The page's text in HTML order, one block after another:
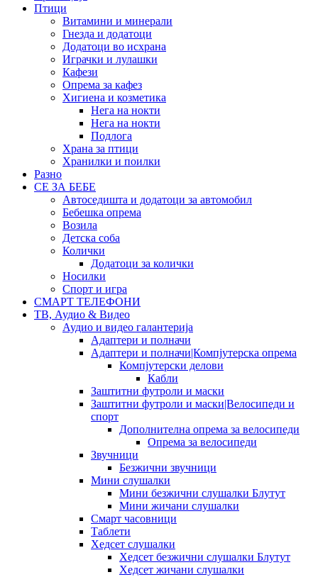
Птици
Витамини и минерали
Гнезда и додатоци
Додатоци во исхрана
Играчки и лулашки
Кафези
Опрема за кафез
Хигиена и козметика
Нега на нокти
Нега на нокти
Подлога
Храна за птици
Хранилки и поилки
Разно
СЕ ЗА БЕБЕ
Автоседишта и додатоци за автомобил
Бебешка опрема
Возила
Детска соба
Колички
Додатоци за колички
Носилки
Спорт и игра
СМАРТ ТЕЛЕФОНИ
ТВ, Аудио & Видео
Аудио и видео галантерија
Адаптери и полначи
Адаптери и полначи|Компјутерска опрема
Компјутерски делови
Кабли
Заштитни футроли и маски
Заштитни футроли и маски|Велосипеди и
спорт
Дополнителна опрема за велосипеди
Опрема за велосипеди
Звучници
Безжични звучници
Мини слушалки
Мини безжични слушалки Блутут
Мини жичани слушалки
Смарт часовници
Таблети
Хедсет слушалки
Хедсет безжични слушалки Блутут
Хедсет жичани слушалки